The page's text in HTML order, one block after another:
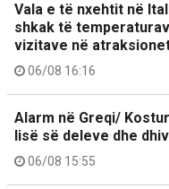
Vala e të nxehtit në
shkak të
vizitave në
06/08 16:16
Alarm në Greqi/
lisë së deleve dhe
06/08 15:55